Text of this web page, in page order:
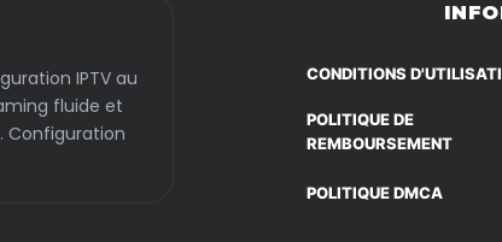
IPTV au
fluide et
Configuration
CONDITIONS
POLITIQUE DE
REMBOURSEMENT
POLITIQUE DMCA